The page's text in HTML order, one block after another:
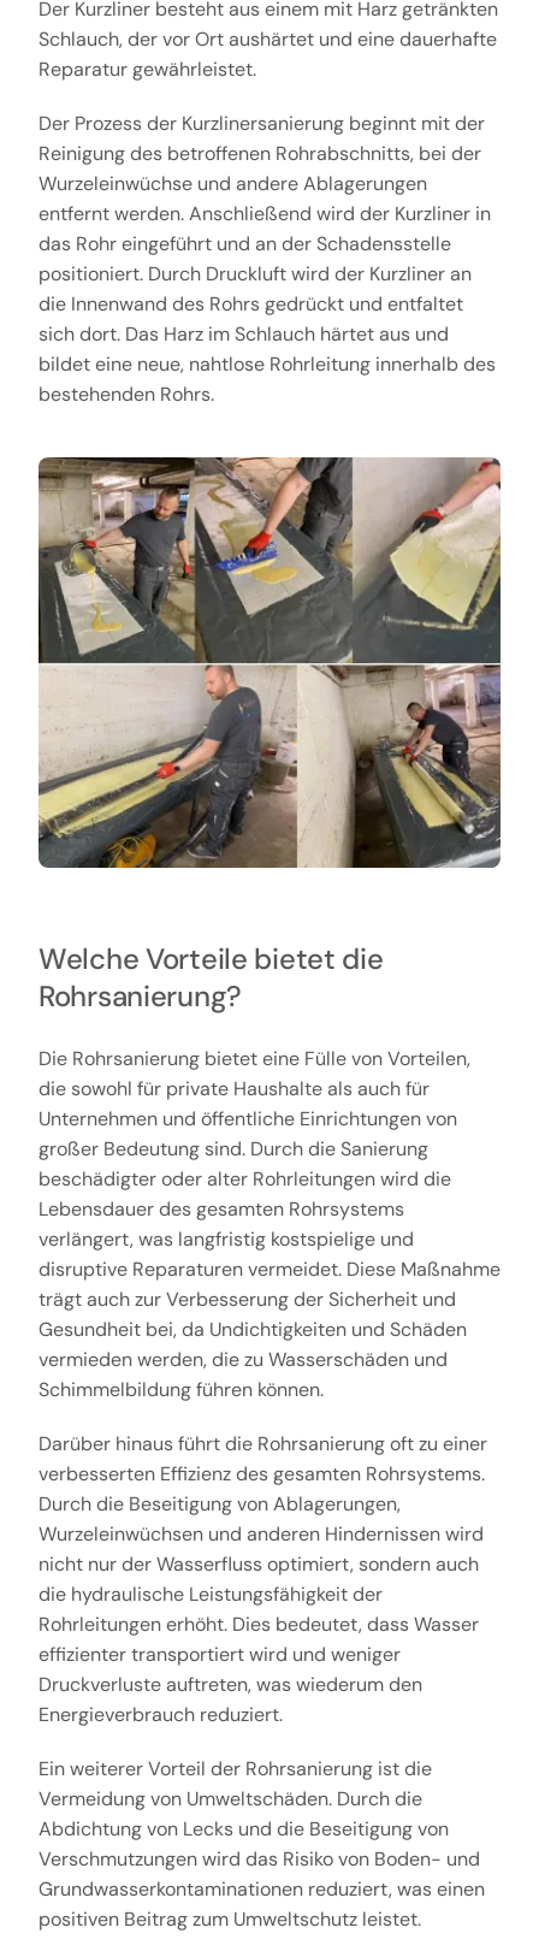
Der Kurzliner besteht aus einem mit Harz getränkten
Schlauch, der vor Ort aushärtet und eine dauerhafte
Reparatur gewährleistet.
Der Prozess der Kurzlinersanierung beginnt mit der
Reinigung des betroffenen Rohrabschnitts, bei der
Wurzeleinwüchse und andere Ablagerungen
entfernt werden. Anschließend wird der Kurzliner in
das Rohr eingeführt und an der Schadensstelle
positioniert. Durch Druckluft wird der Kurzliner an
die Innenwand des Rohrs gedrückt und entfaltet
sich dort. Das Harz im Schlauch härtet aus und
bildet eine neue, nahtlose Rohrleitung innerhalb des
bestehenden Rohrs.
Welche Vorteile bietet die
Rohrsanierung?
Die Rohrsanierung bietet eine Fülle von Vorteilen,
die sowohl für private Haushalte als auch für
Unternehmen und öffentliche Einrichtungen von
großer Bedeutung sind. Durch die Sanierung
beschädigter oder alter Rohrleitungen wird die
Lebensdauer des gesamten Rohrsystems
verlängert, was langfristig kostspielige und
disruptive Reparaturen vermeidet. Diese Maßnahme
trägt auch zur Verbesserung der Sicherheit und
Gesundheit bei, da Undichtigkeiten und Schäden
vermieden werden, die zu Wasserschäden und
Schimmelbildung führen können.
Darüber hinaus führt die Rohrsanierung oft zu einer
verbesserten Effizienz des gesamten Rohrsystems.
Durch die Beseitigung von Ablagerungen,
Wurzeleinwüchsen und anderen Hindernissen wird
nicht nur der Wasserfluss optimiert, sondern auch
die hydraulische Leistungsfähigkeit der
Rohrleitungen erhöht. Dies bedeutet, dass Wasser
effizienter transportiert wird und weniger
Druckverluste auftreten, was wiederum den
Energieverbrauch reduziert.
Ein weiterer Vorteil der Rohrsanierung ist die
Vermeidung von Umweltschäden. Durch die
Abdichtung von Lecks und die Beseitigung von
Verschmutzungen wird das Risiko von Boden- und
Grundwasserkontaminationen reduziert, was einen
positiven Beitrag zum Umweltschutz leistet.